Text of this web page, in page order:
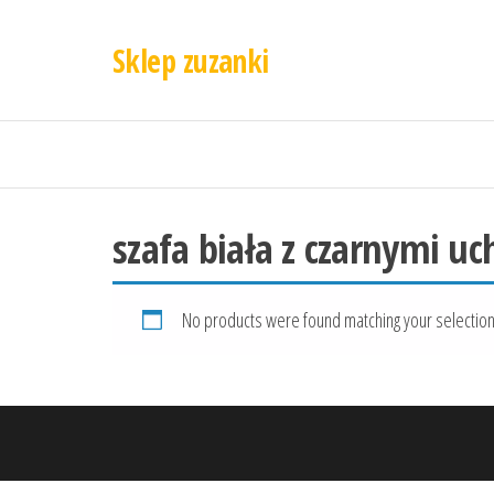
Sklep zuzanki
szafa biała z czarnymi
No products were found matching your